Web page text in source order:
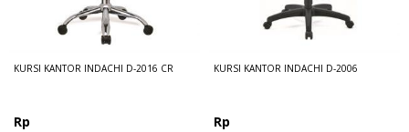
KURSI KANTOR INDACHI D-2016 CR
Rp
KURSI KANTOR INDACHI D-2006
Rp